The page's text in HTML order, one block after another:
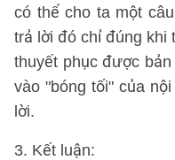
có thể cho ta một
trả lời đó chỉ đúng khi
thuyết phục được
vào "bóng tối" của
lời.
3. Kết luận: